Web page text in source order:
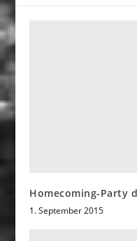
Homecoming-Party
1. September 2015